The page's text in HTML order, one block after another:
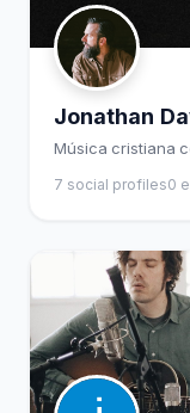
Jonathan
Música cristiana
7 social profiles0